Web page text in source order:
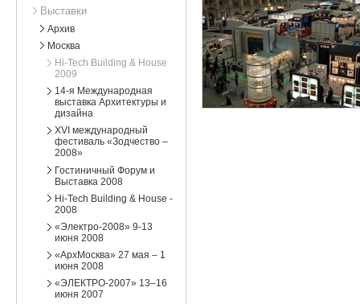
Выставки
Архив
Москва
Hi-Tech Building & House
2009
14-я Международная
выставка Архитектуры и
дизайна
XVI международный
фестиваль «Зодчество –
2008»
Гостиничный Форум и
Выставка 2008
Hi-Tech Building & House -
2008
«Электро-2008» 9-13
июня 2008
«АрхМосква» 27 мая – 1
июня 2008
«ЭЛЕКТРО-2007» 13–16
июня 2007